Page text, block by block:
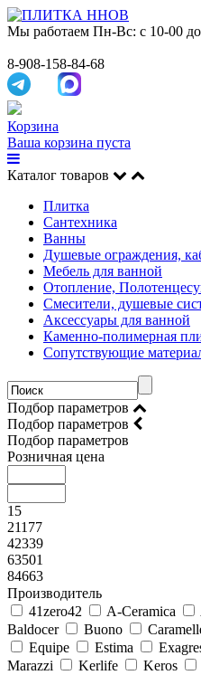
Мы работаем Пн-Вс: с 10-00
8-908-158-84-68
Корзина
Ваша корзина пуста
Каталог товаров
Плитка
Сантехника
Ванны
Душевые ограждения,
Мебель для ванной
Отопление,
Смесители, душевые
Аксессуары для ванной
Каменно-полимерная
Сопутствующие
Подбор параметров
Подбор параметров
Подбор параметров
Розничная цена
15
21177
42339
63501
84663
Производитель
41zero42
A-Ceramica
Baldocer
Buono
Equipe
Estima
Marazzi
Kerlife Keros